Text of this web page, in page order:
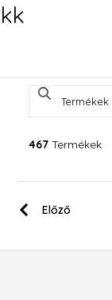
Termékek
Use this input
467 Termékek
Előző